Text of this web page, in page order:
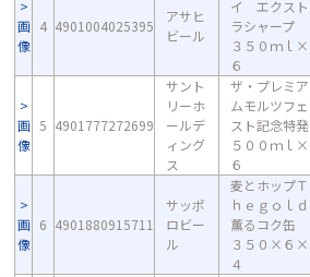
画
像
4 4901004025395
アサヒ
ビール
イ エクスト
ラシャープ
３５０ｍｌ×
６
画
像
5 4901777272699
サント
リーホ
ールデ
ィング
ス
ザ・プレミア
ムモルツフェ
スト記念特発
５００ｍｌ×
６
画
像
6 4901880915711
サッポ
ロビー
ル
麦とホップＴ
ｈｅｇｏｌｄ
薫るコク缶
３５０×６×
４